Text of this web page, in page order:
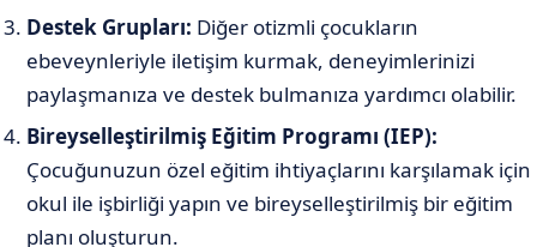
Destek Grupları: Diğer otizmli çocukların
ebeveynleriyle iletişim kurmak, deneyimlerinizi
paylaşmanıza ve destek bulmanıza yardımcı olabilir.
Bireyselleştirilmiş Eğitim Programı (IEP):
Çocuğunuzun özel eğitim ihtiyaçlarını karşılamak için
okul ile işbirliği yapın ve bireyselleştirilmiş bir eğitim
planı oluşturun.